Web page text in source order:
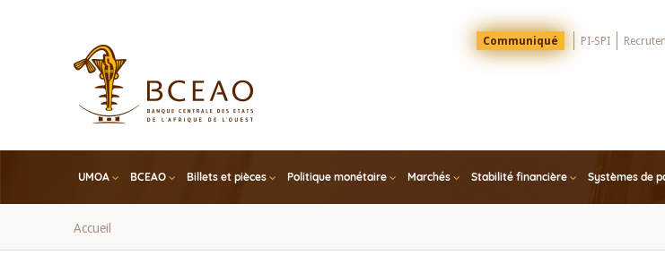
Menu
Top
Communiqué PI-SPI
UMOA BCEAO Billets et pièces Politique monétaire Marchés Stabilité financière Systèmes de
Fil
Accueil